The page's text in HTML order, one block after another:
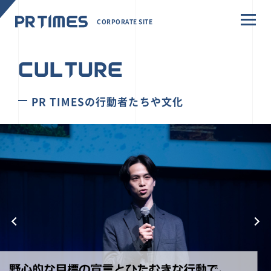
CORPORATE SITE
CULTURE
PR TIMESの行動者たちや文化